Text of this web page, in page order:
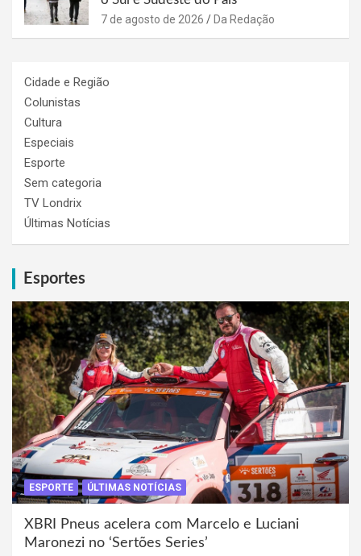
7 de agosto de 2026 Da Redação
Cidade e Região
Colunistas
Cultura
Especiais
Esporte
Sem categoria
TV Londrix
Últimas Notícias
Esportes
ESPORTE ÚLTIMAS NOTÍCIAS
XBRI Pneus acelera com Marcelo e Luciani
Maronezi no ‘Sertões Series’